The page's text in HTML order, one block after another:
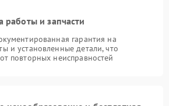
работы и запчасти
гарантия на
и установленные детали, что
повторных неисправностей